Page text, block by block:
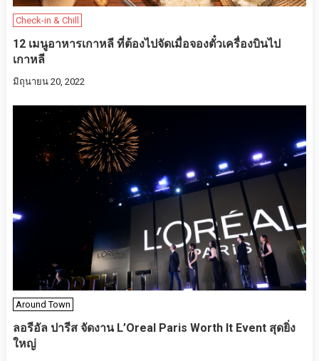
Check-in & Chill
12 เมนูอาหารเกาหลี ที่ต้องไปจัดเมื่อจองตั๋วเครื่องบินไป
เกาหลี
มิถุนายน 20, 2022
Around Town
ลอรีอัล ปารีส จัดงาน L’Oreal Paris Worth It Event สุดยิ่ง
ใหญ่